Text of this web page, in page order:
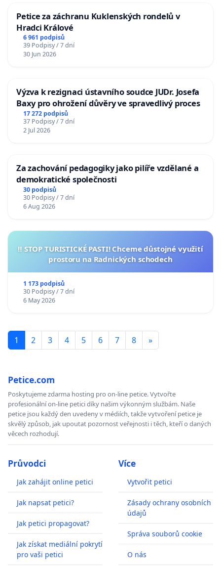
Petice za záchranu Kuklenských rondelů v
Hradci Králové
6 961 podpisů
39 Podpisy / 7 dní
30 Jun 2026
Výzva k rezignaci ústavního soudce JUDr. Josefa
Baxy pro ohrožení důvěry ve spravedlivý proces
17 272 podpisů
37 Podpisy / 7 dní
2 Jul 2026
Za zachování pedagogiky jako pilíře vzdělané a
demokratické společnosti
30 podpisů
30 Podpisy / 7 dní
6 Aug 2026
‼️ STOP TURISTICKÉ PASTI! Chceme důstojné využití
prostoru na Radnických schodech
1 173 podpisů
30 Podpisy / 7 dní
6 May 2026
1 2 3 4 5 6 7 8 »
Petice.com
Poskytujeme zdarma hosting pro on-line petice. Vytvořte
profesionální on-line petici díky našim výkonným službám. Naše
petice jsou každý den uvedeny v médiích, takže vytvoření petice je
skvělý způsob, jak upoutat pozornost veřejnosti i těch, kteří o daných
věcech rozhodují.
Průvodci
Jak zahájit online petici
Jak napsat petici?
Jak petici propagovat?
Jak získat mediální pokrytí
pro vaši petici
Více
Vytvořit petici
Zásady ochrany osobních
údajů
Správa souborů cookie
O nás